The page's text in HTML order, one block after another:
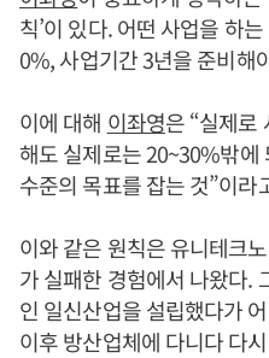
칙’이 있다. 어떤 사업을 하
0%, 사업기간 3년을 준비해
이에 대해 이좌영은 “실제로
해도 실제로는 20~30%밖에
수준의 목표를 잡는 것”이라
이와 같은 원칙은 유니테크
가 실패한 경험에서 나왔다.
인 일신산업을 설립했다가
이후 방산업체에 다니다 다